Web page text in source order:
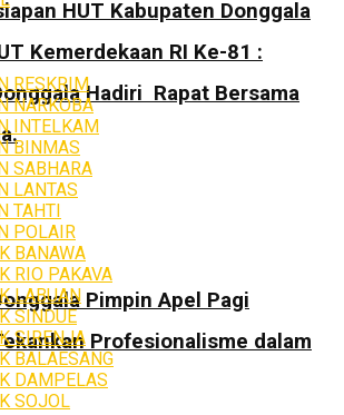
HUT Kabupaten Donggala
Kemerdekaan RI Ke-81 :
Hadiri Rapat Bersama
Pimpin Apel Pagi
Profesionalisme dalam
RESKRIM
NARKOBA
INTELKAM
BINMAS
SABHARA
LANTAS
TAHTI
POLAIR
BANAWA
RIO PAKAVA
LABUAN
SINDUE
SIRENJA
BALAESANG
DAMPELAS
SOJOL